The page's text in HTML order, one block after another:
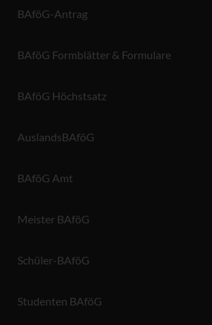
BAföG-Antrag
BAföG Formblätter & Formulare
BAföG Höchstsatz
AuslandsBAföG
BAföG Amt
Meister BAföG
Schüler-BAföG
Studenten BAföG